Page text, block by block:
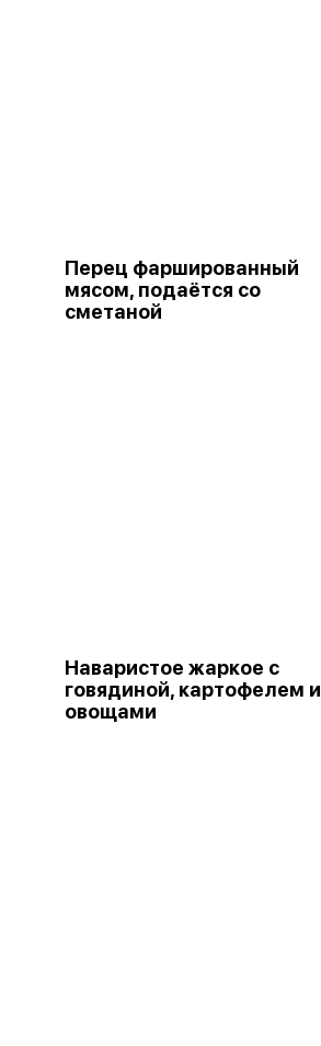
Перец фаршированный
мясом, подаётся со
сметаной
Наваристое жаркое с
говядиной, картофелем и
овощами